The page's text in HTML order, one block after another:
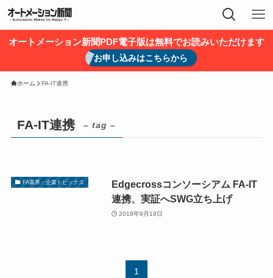
オートメーション新聞PDF電子版は無料でお読みいただけます
お申し込みはこちらから
ホーム FA-IT連携
FA-IT連携 – tag –
FA業界・企業トピックス
Edgecrossコンソーシアム FA-IT
連携、実証へSWG立ち上げ
2018年9月19日
1